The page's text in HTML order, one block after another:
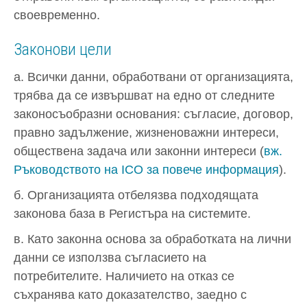
своевременно.
Законови цели
а. Всички данни, обработвани от организацията,
трябва да се извършват на едно от следните
законосъобразни основания: съгласие, договор,
правно задължение, жизненоважни интереси,
обществена задача или законни интереси (вж.
Ръководството на ICO за повече информация).
б. Организацията отбелязва подходящата
законова база в Регистъра на системите.
в. Като законна основа за обработката на лични
данни се използва съгласието на
потребителите. Наличието на отказ се
съхранява като доказателство, заедно с